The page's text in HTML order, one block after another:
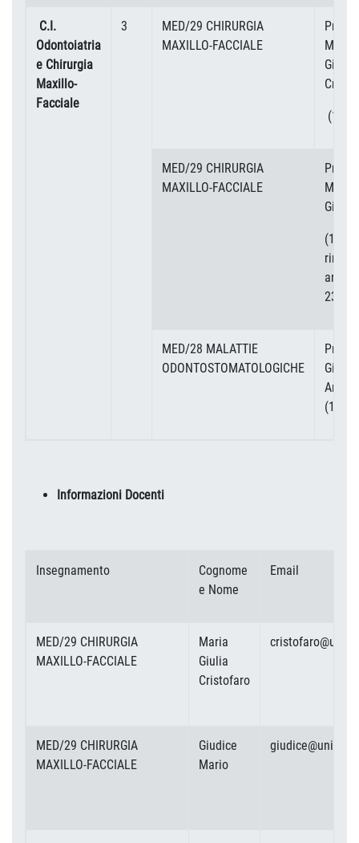
C.I.
Odontoiatria
e Chirurgia
Maxillo-
Facciale
3
MED/29 CHIRURGIA
MAXILLO-FACCIALE
Maria
Giulia
(1
MED/29 CHIRURGIA
MAXILLO-FACCIALE
Prof.
Mario
(1
23
MED/28 MALATTIE
ODONTOSTOMATOLOGICHE
Prof.
(1
Informazioni Docenti
Insegnamento
Cognome
e Nome
Email
MED/29 CHIRURGIA
MAXILLO-FACCIALE
Maria
Giulia
Cristofaro
MED/29 CHIRURGIA
MAXILLO-FACCIALE
Giudice
Mario
giudice@unicz.it